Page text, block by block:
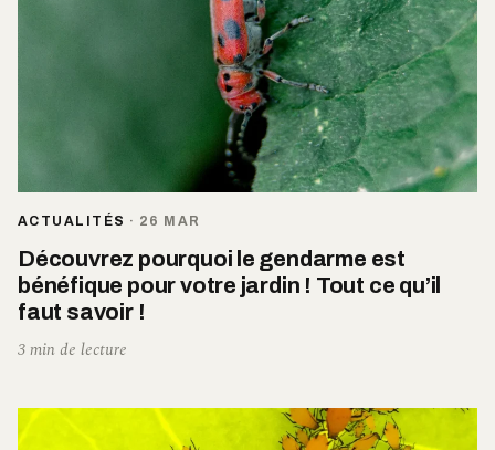
ACTUALITÉS · 26 MAR
Découvrez pourquoi le gendarme est
bénéfique pour votre jardin ! Tout ce qu’il
faut savoir !
3 min de lecture